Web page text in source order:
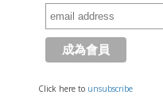
Click here to unsubscribe